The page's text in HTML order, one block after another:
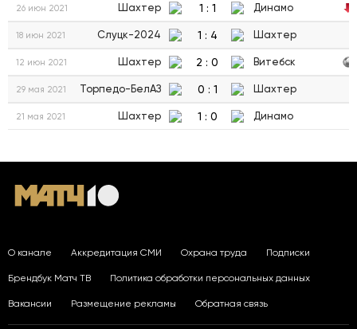
26 июн 2021 Шахтер 1 : 1 Динамо
18 июн 2021 Слуцк-2024 1 : 4 Шахтер
12 июн 2021 Шахтер 2 : 0 Витебск
29 мая 2021 Торпедо-БелАЗ 0 : 1 Шахтер
21 мая 2021 Шахтер 1 : 0 Динамо
О канале Аккредитация СМИ Охрана труда Подписки
Брендбук Матч ТВ Политика обработки персональных данных
Вакансии Размещение рекламы Обратная связь